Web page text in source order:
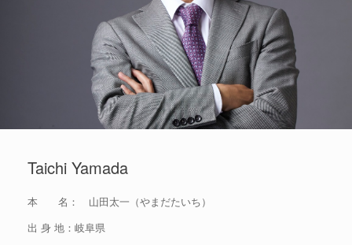
Taichi Yamada
本 名： 山田太一（やまだたいち）
出 身 地：岐阜県